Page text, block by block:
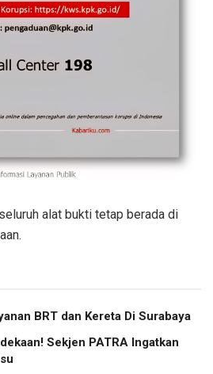
alat bukti tetap berada di
BRT dan Kereta Di Surabaya
Sekjen PATRA Ingatkan